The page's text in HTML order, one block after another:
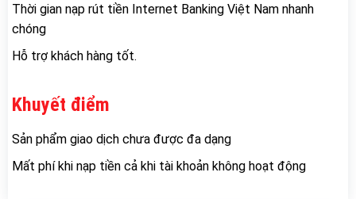
Thời gian nạp rút tiền Internet Banking Việt Nam nhanh
chóng
Hỗ trợ khách hàng tốt.
Khuyết điểm
Sản phẩm giao dịch chưa được đa dạng
Mất phí khi nạp tiền cả khi tài khoản không hoạt động